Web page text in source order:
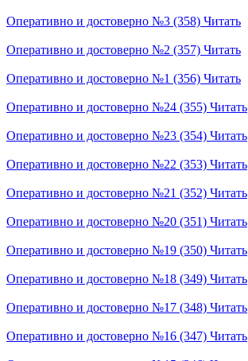
Оперативно и достоверно №3 (358) Читать
Оперативно и достоверно №2 (357) Читать
Оперативно и достоверно №1 (356) Читать
Оперативно и достоверно №24 (355) Читать
Оперативно и достоверно №23 (354) Читать
Оперативно и достоверно №22 (353) Читать
Оперативно и достоверно №21 (352) Читать
Оперативно и достоверно №20 (351) Читать
Оперативно и достоверно №19 (350) Читать
Оперативно и достоверно №18 (349) Читать
Оперативно и достоверно №17 (348) Читать
Оперативно и достоверно №16 (347) Читать